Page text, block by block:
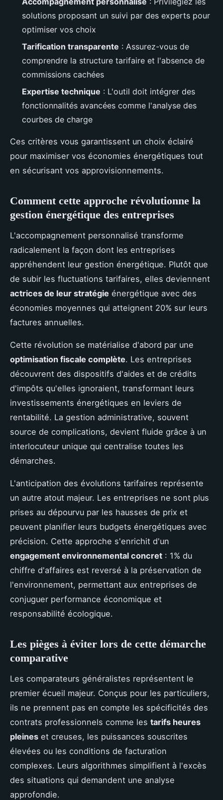
solutions proposant un suivi par des experts pour
optimiser vos choix
Tarification transparente : Assurez-vous de
comprendre la structure tarifaire et l'absence de
commissions cachées
Expertise technique : L'outil doit intégrer des
fonctionnalités avancées comme l'analyse des
courbes de charge
Ces critères vous garantissent un choix éclairé
pour maximiser vos économies énergétiques tout
en sécurisant vos approvisionnements.
Comment cette approche révolutionne la
gestion énergétique des entreprises
L'accompagnement personnalisé transforme
radicalement la façon dont les entreprises
appréhendent leur gestion énergétique. Plutôt que
de subir les fluctuations tarifaires, elles deviennent
actrices de leur stratégie énergétique avec des
économies moyennes qui atteignent 20% sur leurs
factures annuelles.
Cette révolution se matérialise d'abord par une
optimisation fiscale complète. Les entreprises
découvrent des dispositifs d'aides et de crédits
d'impôts qu'elles ignoraient, transformant leurs
investissements énergétiques en leviers de
rentabilité. La gestion administrative, souvent
source de complications, devient fluide grâce à un
interlocuteur unique qui centralise toutes les
démarches.
L'anticipation des évolutions tarifaires représente
un autre atout majeur. Les entreprises ne sont plus
prises au dépourvu par les hausses de prix et
peuvent planifier leurs budgets énergétiques avec
précision. Cette approche s'enrichit d'un
engagement environnemental concret : 1% du
chiffre d'affaires est reversé à la préservation de
l'environnement, permettant aux entreprises de
conjuguer performance économique et
responsabilité écologique.
Les pièges à éviter lors de cette démarche
comparative
Les comparateurs généralistes représentent le
premier écueil majeur. Conçus pour les particuliers,
ils ne prennent pas en compte les spécificités des
contrats professionnels comme les tarifs heures
pleines et creuses, les puissances souscrites
élevées ou les conditions de facturation
complexes. Leurs algorithmes simplifient à l'excès
des situations qui demandent une analyse
approfondie.